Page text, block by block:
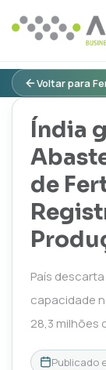
Voltar para
Índia
de
País
capacidade
28,3 milhões
Publicado